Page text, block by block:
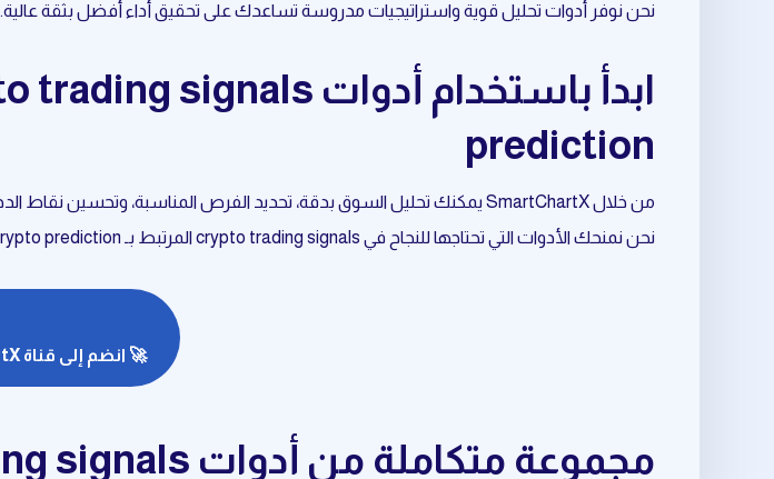
نحن نوفر أدوات تحليل قوية واستراتيجيات مدروسة تساعدك على تحقيق أداء أفضل بثقة عالية.
prediction
من خلال SmartChartX يمكنك تحليل السوق بدقة، تحديد الفرص المناسبة، وتحسين نقاط الدخول والخروج.
نحن نمنحك الأدوات التي تحتاجها للنجاح في crypto trading signals المرتبط بـ crypto prediction.
🚀 انضم إلى قناة SmartChartX